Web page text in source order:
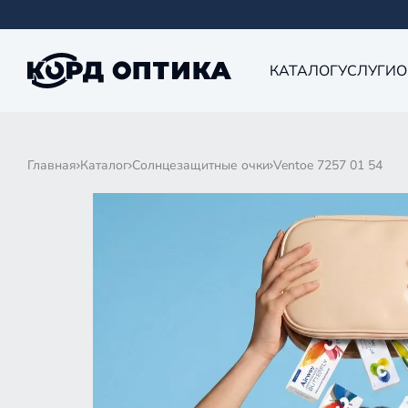
КАТАЛОГУСЛУГИ
Главная Каталог Солнцезащитные очки Ventoe 7257 01 54